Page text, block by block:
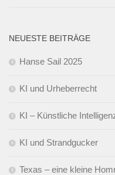
NEUESTE BEITRÄGE
Hanse Sail 2025
KI und Urheberrecht
KI – Künstliche
KI und Strandgucker
Texas – eine kleine